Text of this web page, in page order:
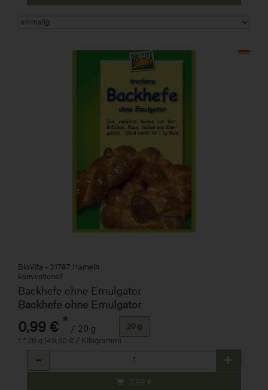
BioVita - 31787 Hameln
konventionell
Backhefe ohne Emulgator
Backhefe ohne Emulgator
0,99 € * / 20 g
1 * 20 g (49,50 € / Kilogramm)
20 g
Anzahl
0,99 €